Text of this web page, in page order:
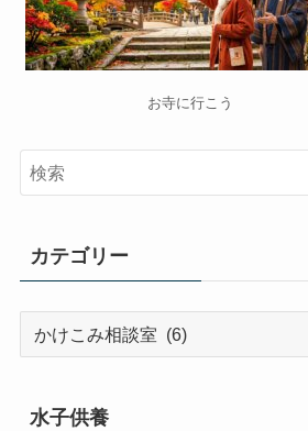
お寺に行こう
カテゴリー
水子供養